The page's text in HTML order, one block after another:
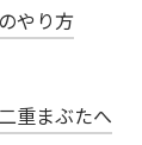
やり方
重まぶたへ